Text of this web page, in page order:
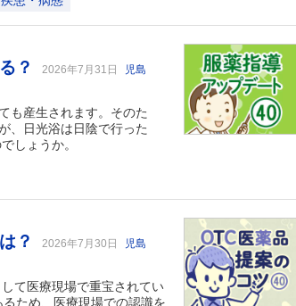
？ 2026年7月31日
児島
も産生されます。そのた
、日光浴は日陰で行った
しょうか。
？ 2026年7月30日
児島
て医療現場で重宝されてい
ため、医療現場での認識を